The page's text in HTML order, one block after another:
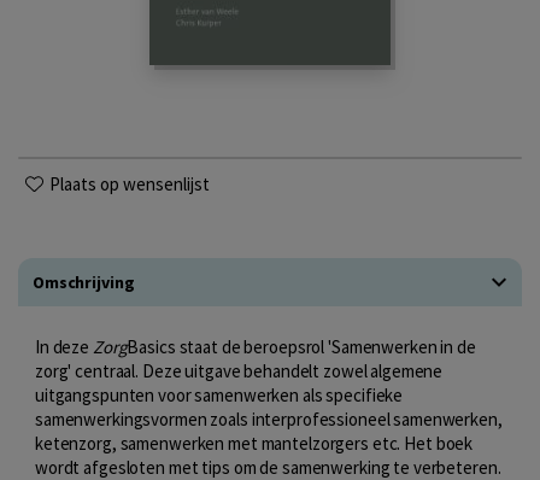
Plaats op wensenlijst
Omschrijving
In deze ZorgBasics staat de beroepsrol 'Samenwerken in de
zorg' centraal. Deze uitgave behandelt zowel algemene
uitgangspunten voor samenwerken als specifieke
samenwerkingsvormen zoals interprofessioneel samenwerken,
ketenzorg, samenwerken met mantelzorgers etc. Het boek
wordt afgesloten met tips om de samenwerking te verbeteren.